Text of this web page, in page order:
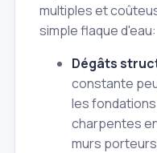
multiples et
simple flaque d'eau:
Dégâts
constante
les
charpentes
murs